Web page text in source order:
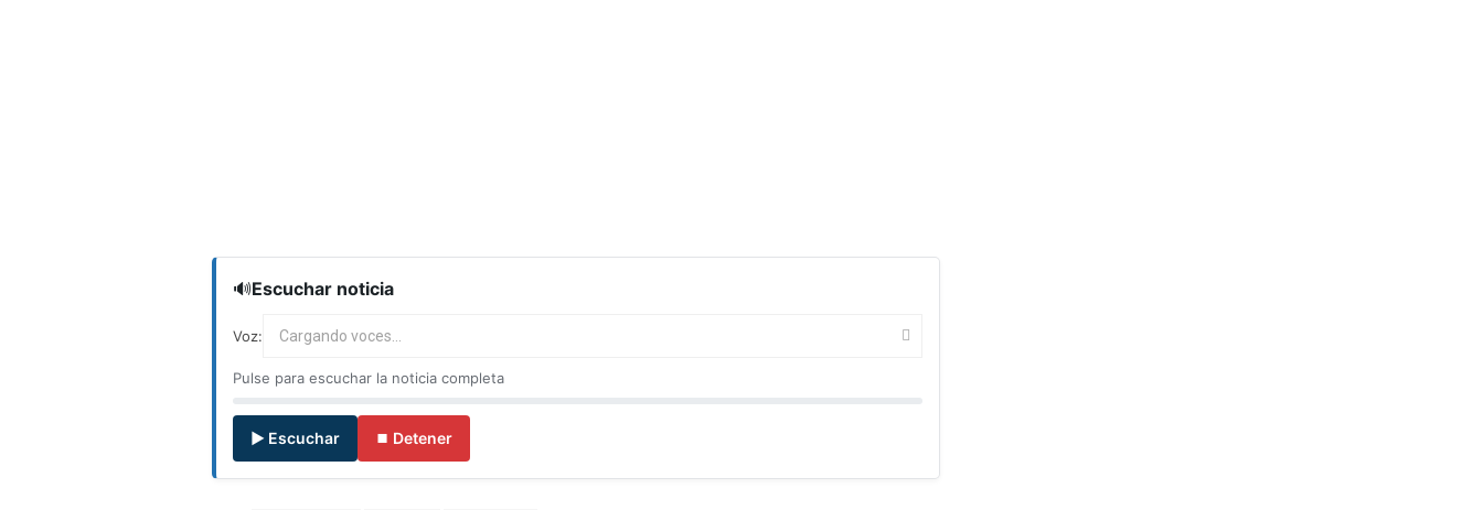
🔊Escuchar noticia
Voz: Cargando voces...
Pulse para escuchar la noticia completa
▶ Escuchar ⏹ Detener